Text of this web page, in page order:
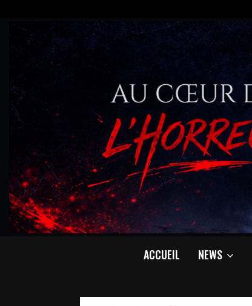
ACCUEIL NEWS